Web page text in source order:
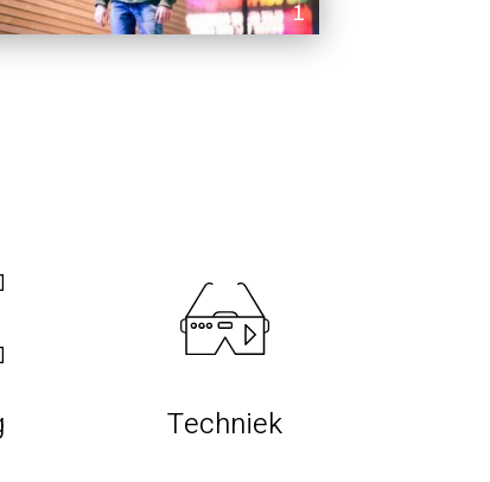
1
Techniek